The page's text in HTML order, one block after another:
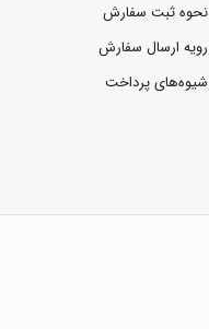
نحوه ثبت سفارش
رویه ارسال سفارش
شیوه‌های پرداخت